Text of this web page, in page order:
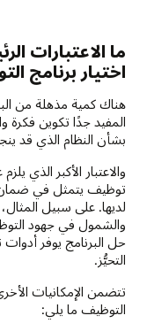
ما الاعتبارات
اختيار برنامج
هناك كمية مذهلة من
المفيد جدًا تكوين
بشأن النظام الذي قد
والاعتبار الأكبر الذي
توظيف يتمثل في ضمان
لديها. على سبيل
والشمول في جهود
حل البرنامج يوفر
التحيُّز.
تتضمن الإمكانيات
التوظيف ما يلي: